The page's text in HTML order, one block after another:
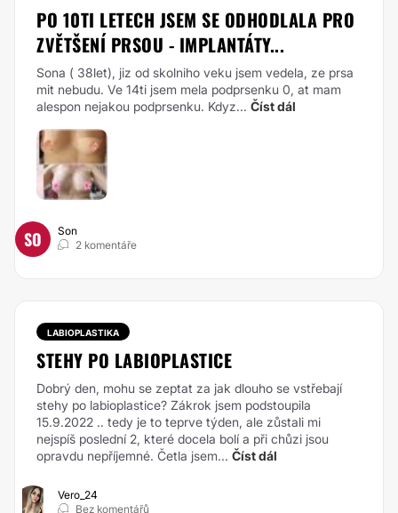
PO 10TI LETECH JSEM SE ODHODLALA PRO
ZVĚTŠENÍ PRSOU - IMPLANTÁTY...
Sona ( 38let), jiz od skolniho veku jsem vedela, ze prsa
mit nebudu. Ve 14ti jsem mela podprsenku 0, at mam
alespon nejakou podprsenku. Kdyz... Číst dál
SO
Son
2 komentáře
LABIOPLASTIKA
STEHY PO LABIOPLASTICE
Dobrý den, mohu se zeptat za jak dlouho se vstřebají
stehy po labioplastice? Zákrok jsem podstoupila
15.9.2022 .. tedy je to teprve týden, ale zůstali mi
nejspíš poslední 2, které docela bolí a při chůzi jsou
opravdu nepříjemné. Četla jsem... Číst dál
Vero_24
Bez komentářů